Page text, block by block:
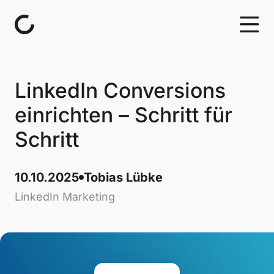
LinkedIn Conversions
einrichten – Schritt für
Schritt
10.10.2025 Tobias Lübke
LinkedIn Marketing